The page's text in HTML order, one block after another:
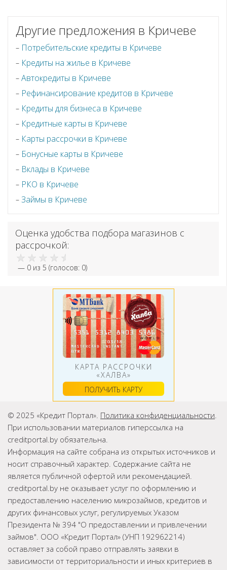
Другие предложения в Кричеве
Потребительские кредиты в Кричеве
Кредиты на жилье в Кричеве
Автокредиты в Кричеве
Рефинансирование кредитов в Кричеве
Кредиты для бизнеса в Кричеве
Кредитные карты в Кричеве
Карты рассрочки в Кричеве
Бонусные карты в Кричеве
Вклады в Кричеве
РКО в Кричеве
Займы в Кричеве
Оценка удобства подбора магазинов с
рассрочкой:
— 0 из 5 (голосов: 0)
КАРТА РАССРОЧКИ
«ХАЛВА»
ПОЛУЧИТЬ КАРТУ
© 2025 «Кредит Портал». Политика конфиденциальности.
При использовании материалов гиперссылка на
creditportal.by обязательна.
Информация на сайте собрана из открытых источников и
носит справочный характер. Содержание сайта не
является публичной офертой или рекомендацией.
creditportal.by не оказывает услуг по оформлению и
предоставлению населению микрозаймов, кредитов и
других финансовых услуг, регулируемых Указом
Президента № 394 "О предоставлении и привлечении
займов". ООО «Кредит Портал» (УНП 192962214)
оставляет за собой право отправлять заявки в
зависимости от территориальности и иных критериев в